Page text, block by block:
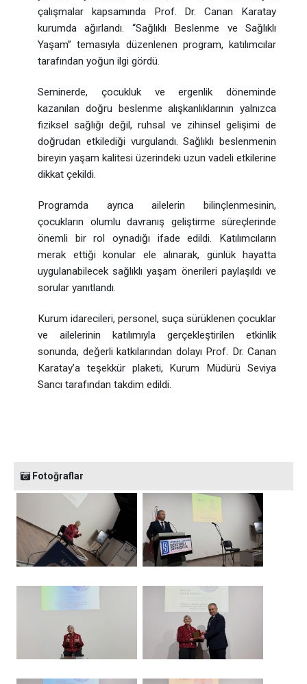
çalışmalar kapsamında Prof. Dr. Canan Karatay
kurumda ağırlandı. “Sağlıklı Beslenme ve Sağlıklı
Yaşam” temasıyla düzenlenen program, katılımcılar
tarafından yoğun ilgi gördü.
Seminerde, çocukluk ve ergenlik döneminde
kazanılan doğru beslenme alışkanlıklarının yalnızca
fiziksel sağlığı değil, ruhsal ve zihinsel gelişimi de
doğrudan etkilediği vurgulandı. Sağlıklı beslenmenin
bireyin yaşam kalitesi üzerindeki uzun vadeli etkilerine
dikkat çekildi.
Programda ayrıca ailelerin bilinçlenmesinin,
çocukların olumlu davranış geliştirme süreçlerinde
önemli bir rol oynadığı ifade edildi. Katılımcıların
merak ettiği konular ele alınarak, günlük hayatta
uygulanabilecek sağlıklı yaşam önerileri paylaşıldı ve
sorular yanıtlandı.
Kurum idarecileri, personel, suça sürüklenen çocuklar
ve ailelerinin katılımıyla gerçekleştirilen etkinlik
sonunda, değerli katkılarından dolayı Prof. Dr. Canan
Karatay’a teşekkür plaketi, Kurum Müdürü Seviya
Sancı tarafından takdim edildi.
Fotoğraflar